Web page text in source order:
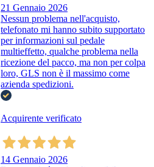
21 Gennaio 2026
Nessun problema nell'acquisto,
telefonato mi hanno subito supportato
per informazioni sul pedale
multieffetto, qualche problema nella
ricezione del pacco, ma non per colpa
loro, GLS non è il massimo come
azienda spedizioni.
Acquirente verificato
14 Gennaio 2026